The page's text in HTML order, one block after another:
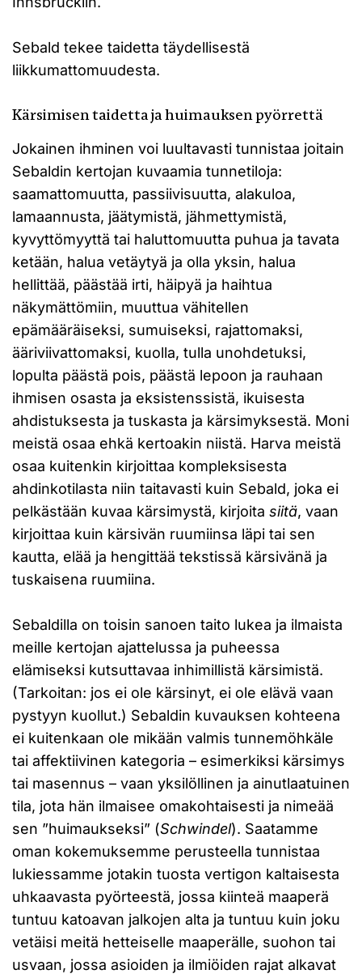
Sebald tekee taidetta täydellisestä
liikkumattomuudesta.
Kärsimisen taidetta ja huimauksen pyörrettä
Jokainen ihminen voi luultavasti tunnistaa joitain
Sebaldin kertojan kuvaamia tunnetiloja:
saamattomuutta, passiivisuutta, alakuloa,
lamaannusta, jäätymistä, jähmettymistä,
kyvyttömyyttä tai haluttomuutta puhua ja tavata
ketään, halua vetäytyä ja olla yksin, halua
hellittää, päästää irti, häipyä ja haihtua
näkymättömiin, muuttua vähitellen
epämääräiseksi, sumuiseksi, rajattomaksi,
ääriviivattomaksi, kuolla, tulla unohdetuksi,
lopulta päästä pois, päästä lepoon ja rauhaan
ihmisen osasta ja eksistenssistä, ikuisesta
ahdistuksesta ja tuskasta ja kärsimyksestä. Moni
meistä osaa ehkä kertoakin niistä. Harva meistä
osaa kuitenkin kirjoittaa kompleksisesta
ahdinkotilasta niin taitavasti kuin Sebald, joka ei
pelkästään kuvaa kärsimystä, kirjoita siitä, vaan
kirjoittaa kuin kärsivän ruumiinsa läpi tai sen
kautta, elää ja hengittää tekstissä kärsivänä ja
tuskaisena ruumiina.
Sebaldilla on toisin sanoen taito lukea ja ilmaista
meille kertojan ajattelussa ja puheessa
elämiseksi kutsuttavaa inhimillistä kärsimistä.
(Tarkoitan: jos ei ole kärsinyt, ei ole elävä vaan
pystyyn kuollut.) Sebaldin kuvauksen kohteena
ei kuitenkaan ole mikään valmis tunnemöhkäle
tai affektiivinen kategoria – esimerkiksi kärsimys
tai masennus – vaan yksilöllinen ja ainutlaatuinen
tila, jota hän ilmaisee omakohtaisesti ja nimeää
sen ”huimaukseksi” (Schwindel). Saatamme
oman kokemuksemme perusteella tunnistaa
lukiessamme jotakin tuosta vertigon kaltaisesta
uhkaavasta pyörteestä, jossa kiinteä maaperä
tuntuu katoavan jalkojen alta ja tuntuu kuin joku
vetäisi meitä hetteiselle maaperälle, suohon tai
usvaan, jossa asioiden ja ilmiöiden rajat alkavat